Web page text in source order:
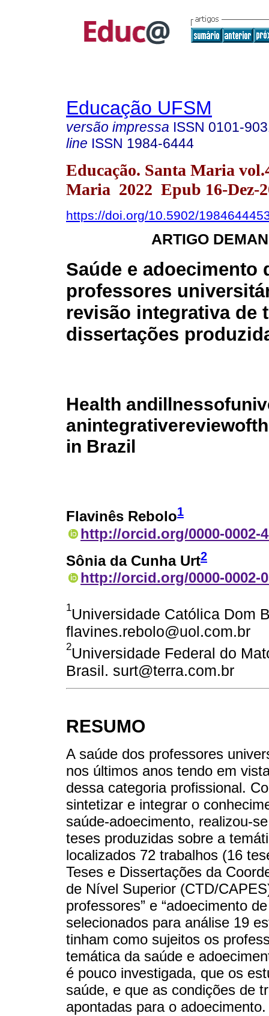
Educação UFSM
versão impressa ISSN 0101-
line ISSN 1984-6444
Educação. Santa Maria
Maria 2022 Epub 16-Dez-
https://doi.org/10.5902/
ARTIGO
Saúde e adoecimento
professores
revisão integrativa de
dissertações
Health
in Brazil
Flavinês Rebolo1
http://orcid.org/0000-0002-
Sônia da Cunha Urt2
http://orcid.org/0000-0002-
1Universidade Católica Dom
flavines.rebolo@uol.com.br
2Universidade Federal do
Brasil. surt@terra.com.br
RESUMO
A saúde dos professores
nos últimos anos tendo em
dessa categoria profissional.
sintetizar e integrar o
saúde-adoecimento, realizou-
teses produzidas sobre a
localizados 72 trabalhos (16
Teses e Dissertações da
de Nível Superior (CTD/
professores” e “adoecimento
selecionados para análise 19
tinham como sujeitos os
temática da saúde e
é pouco investigada, que os
saúde, e que as condições de
apontadas para o adoecimento.